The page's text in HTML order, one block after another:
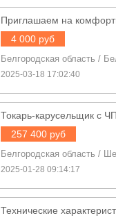
Приглашаем на
4 000 руб
Белгородская область /
2025-03-18 17:02:40
Токарь-карусельщик с
257 400 руб
Белгородская область /
2025-01-28 09:14:17
Технические